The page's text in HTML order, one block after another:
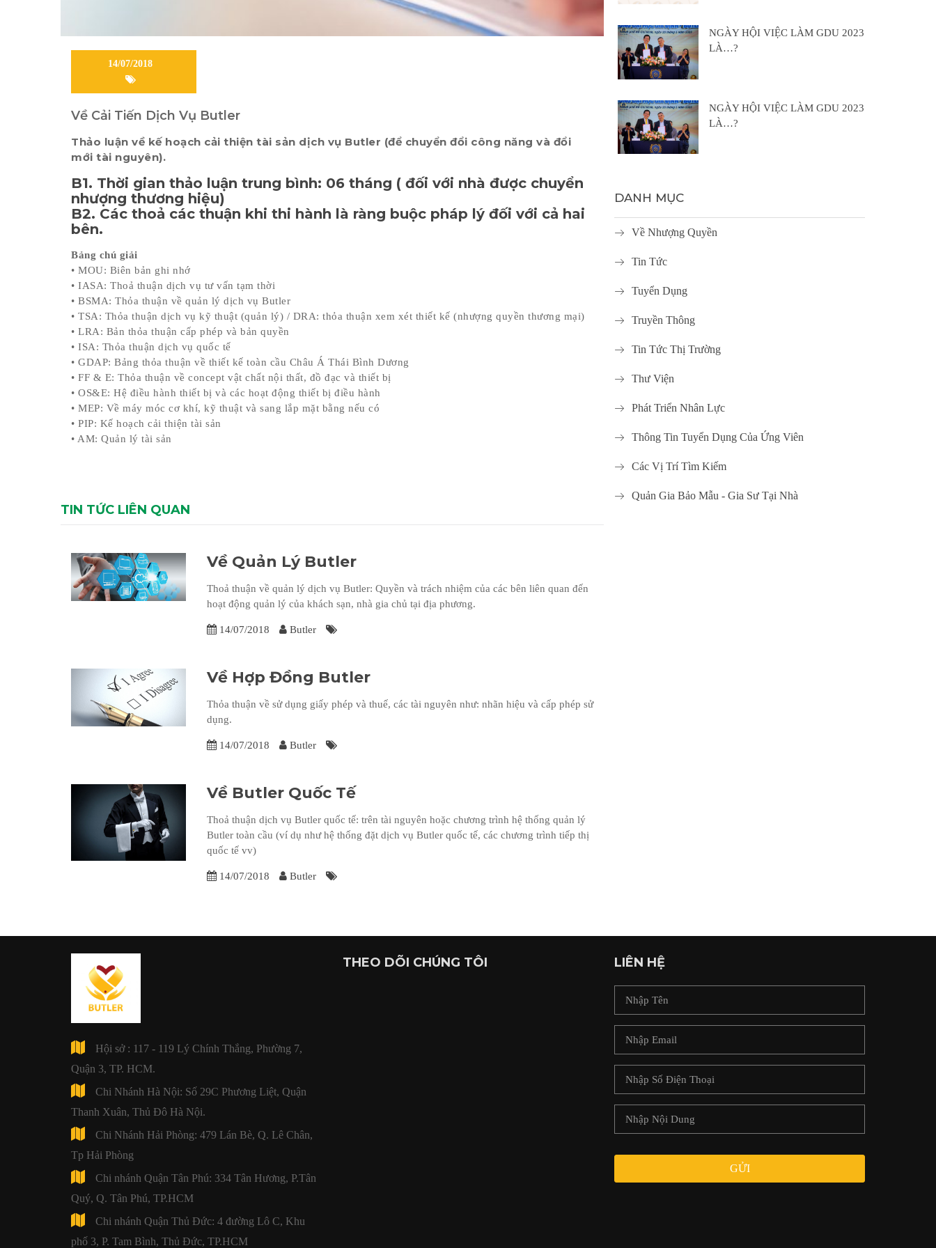
14/07/2018
Về Cải Tiến Dịch Vụ Butler
Thảo luận về kế hoạch cải thiện tài sản dịch vụ Butler (để chuyển đổi công năng và đổi
mới tài nguyên).
B1. Thời gian thảo luận trung bình: 06 tháng ( đối với nhà được chuyển
nhượng thương hiệu)
B2. Các thoả các thuận khi thi hành là ràng buộc pháp lý đối với cả hai
bên.
Bảng chú giải
• MOU: Biên bản ghi nhớ
• IASA: Thoả thuận dịch vụ tư vấn tạm thời
• BSMA: Thỏa thuận về quản lý dịch vụ Butler
• TSA: Thỏa thuận dịch vụ kỹ thuật (quản lý) / DRA: thỏa thuận xem xét thiết kế (nhượng quyền thương mại)
• LRA: Bản thỏa thuận cấp phép và bản quyền
• ISA: Thỏa thuận dịch vụ quốc tế
• GDAP: Bảng thỏa thuận về thiết kế toàn cầu Châu Á Thái Bình Dương
• FF & E: Thỏa thuận về concept vật chất nội thất, đồ đạc và thiết bị
• OS&E: Hệ điều hành thiết bị và các hoạt động thiết bị điều hành
• MEP: Về máy móc cơ khí, kỹ thuật và sang lắp mặt bằng nếu có
• PIP: Kế hoạch cải thiện tài sản
• AM: Quản lý tài sản
TIN TỨC LIÊN QUAN
Về Quản Lý Butler
Thoả thuận về quản lý dịch vụ Butler: Quyền và trách nhiệm của các bên liên quan đến
hoạt động quản lý của khách sạn, nhà gia chủ tại địa phương.
14/07/2018 Butler
Về Hợp Đồng Butler
Thỏa thuận về sử dụng giấy phép và thuế, các tài nguyên như: nhãn hiệu và cấp phép sử
dụng.
14/07/2018 Butler
Về Butler Quốc Tế
Thoả thuận dịch vụ Butler quốc tế: trên tài nguyên hoặc chương trình hệ thống quản lý
Butler toàn cầu (ví dụ như hệ thống đặt dịch vụ Butler quốc tế, các chương trình tiếp thị
quốc tế vv)
14/07/2018 Butler
NGÀY HỘI VIỆC LÀM GDU 2023
LÀ…?
NGÀY HỘI VIỆC LÀM GDU 2023
LÀ…?
DANH MỤC
Về Nhượng Quyền
Tin Tức
Tuyển Dụng
Truyền Thông
Tin Tức Thị Trường
Thư Viện
Phát Triển Nhân Lực
Thông Tin Tuyển Dụng Của Ứng Viên
Các Vị Trí Tìm Kiếm
Quản Gia Bảo Mẫu - Gia Sư Tại Nhà
Hội sở : 117 - 119 Lý Chính Thắng, Phường 7,
Quận 3, TP. HCM.
Chi Nhánh Hà Nội: Số 29C Phương Liệt, Quận
Thanh Xuân, Thủ Đô Hà Nội.
Chi Nhánh Hải Phòng: 479 Lán Bè, Q. Lê Chân,
Tp Hải Phòng
Chi nhánh Quận Tân Phú: 334 Tân Hương, P.Tân
Quý, Q. Tân Phú, TP.HCM
Chi nhánh Quận Thủ Đức: 4 đường Lô C, Khu
phố 3, P. Tam Bình, Thủ Đức, TP.HCM
THEO DÕI CHÚNG TÔI LIÊN HỆ
GỬI